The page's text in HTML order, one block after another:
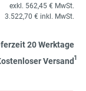
exkl. 562,45 € MwSt.
3.522,70 € inkl. MwSt.
20 Werktage
Versand1